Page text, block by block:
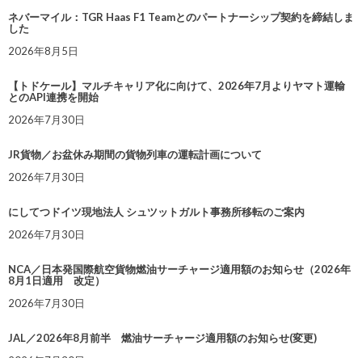
ネバーマイル：TGR Haas F1 Teamとのパートナーシップ契約を締結しま
した
2026年8月5日
【トドケール】マルチキャリア化に向けて、2026年7月よりヤマト運輸
とのAPI連携を開始
2026年7月30日
JR貨物／お盆休み期間の貨物列車の運転計画について
2026年7月30日
にしてつドイツ現地法人 シュツットガルト事務所移転のご案内
2026年7月30日
NCA／日本発国際航空貨物燃油サーチャージ適用額のお知らせ（2026年
8月1日適用 改定）
2026年7月30日
JAL／2026年8月前半 燃油サーチャージ適用額のお知らせ(変更)